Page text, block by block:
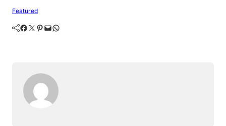
Featured
Facebook Twitter Pinterest Mail WhatsApp